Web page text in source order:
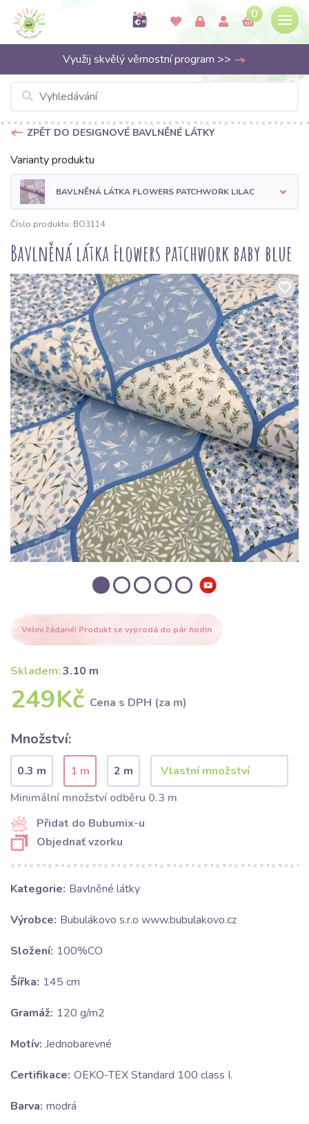
0
Využij skvělý věrnostní program >>
ZPĚT DO DESIGNOVÉ BAVLNĚNÉ LÁTKY
Varianty produktu
BAVLNĚNÁ LÁTKA FLOWERS PATCHWORK LILAC
Číslo produktu: BO3114
Bavlněná látka Flowers patchwork baby blue
Velmi žádané! Produkt se vyprodá do pár hodin
Skladem:3.10 m
249Kč Cena s DPH (za m)
Množství:
0.3 m 1 m
2 m
Minimální množství odběru 0.3 m
Přidat do Bubumix-u
Objednať vzorku
Kategorie: Bavlněné látky
Výrobce: Bubulákovo s.r.o www.bubulakovo.cz
Složení: 100%CO
Šířka: 145 cm
Gramáž: 120 g/m2
Motív: Jednobarevné
Certifikace: OEKO-TEX Standard 100 class I.
Barva: modrá